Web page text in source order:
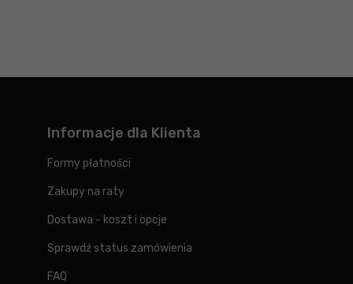
Informacje dla Klienta
Formy płatności
Zakupy na raty
Dostawa - koszt i opcje
Sprawdź status zamówienia
FAQ